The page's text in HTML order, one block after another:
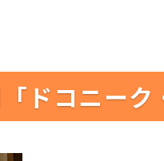
ドコニー